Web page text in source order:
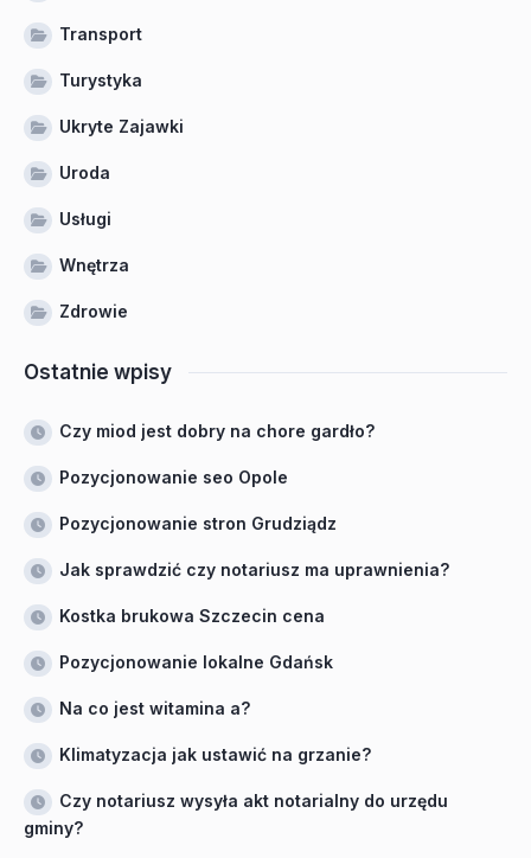
Transport
Turystyka
Ukryte Zajawki
Uroda
Usługi
Wnętrza
Zdrowie
Ostatnie wpisy
Czy miod jest dobry na chore gardło?
Pozycjonowanie seo Opole
Pozycjonowanie stron Grudziądz
Jak sprawdzić czy notariusz ma uprawnienia?
Kostka brukowa Szczecin cena
Pozycjonowanie lokalne Gdańsk
Na co jest witamina a?
Klimatyzacja jak ustawić na grzanie?
Czy notariusz wysyła akt notarialny do urzędu
gminy?